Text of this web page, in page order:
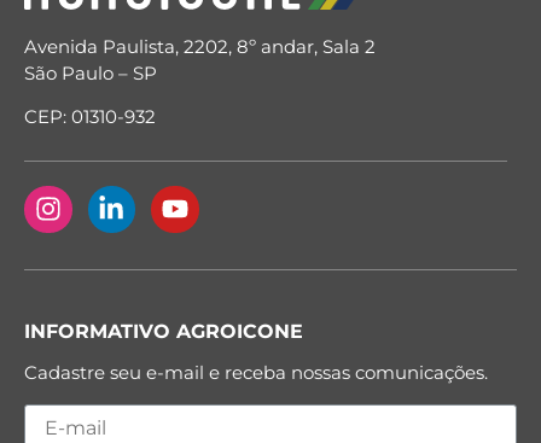
Avenida Paulista, 2202, 8º andar, Sala 2
São Paulo – SP
CEP: 01310-932
INFORMATIVO AGROICONE
Cadastre seu e-mail e receba nossas comunicações.